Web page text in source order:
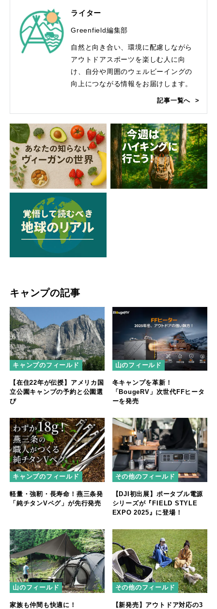
ライター
Greenfield編集部
自然と向き合い、環境に配慮しながら
アウトドアスポーツを楽しむ人に向
け、自分や周囲のウェルビーイングの
向上につながる情報をお届けします。
記事一覧へ
キャンプの記事
キャンプのフィールド
【在住22年が伝授】アメリカ国
立公園キャンプの予約と公園選
び
山のフィールド
冬キャンプを革新！
「BougeRV」次世代FFヒータ
ーを発売
キャンプのフィールド
軽量・強靭・長寿命！燕三条発
「純チタンVペグ」が先行発売
その他のフィールド
【DJI初出展】ポータブル電源
シリーズが『FIELD STYLE
EXPO 2025』に登場！
山のフィールド
家族も仲間も快適に！
その他のフィールド
【新発売】アウトドア対応の3